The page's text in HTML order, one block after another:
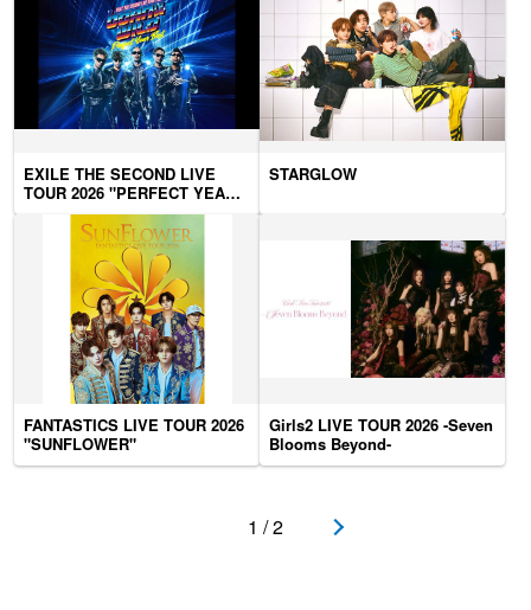
EXILE THE SECOND LIVE
TOUR 2026 "PERFECT YEAR
BEST ～Born To Be Wild～"
STARGLOW
FANTASTICS LIVE TOUR 2026
"SUNFLOWER"
Girls2 LIVE TOUR 2026 -Seven
Blooms Beyond-
1 / 2